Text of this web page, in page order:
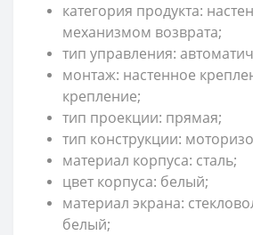
категория продукта:
механизмом возврата;
тип управления:
монтаж: настенное
крепление;
тип проекции: прямая;
тип конструкции:
материал корпуса: сталь;
цвет корпуса: белый;
материал экрана:
белый;